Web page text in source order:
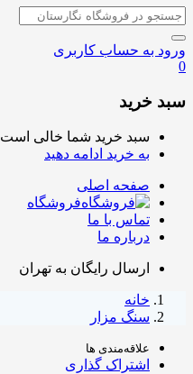
ورود به حساب کاربری
0
سبد خرید
سبد خرید شما خالی است
به خرید ادامه دهید
صفحه اصلی
فروشگاه
تماس با ما
درباره ما
ارسال رایگان به تهران
خانه
سنگ مزار
علاقه‌مندی ها
اشتراک گذاری